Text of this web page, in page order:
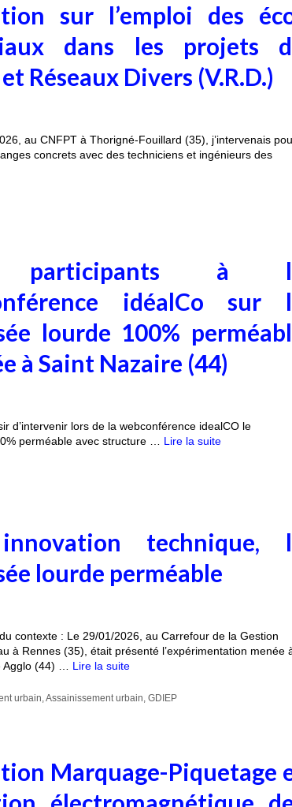
sur l’emploi des
dans les projets
Réseaux Divers (V.R.D.)
au CNFPT à Thorigné-Fouillard (35), j’intervenais
concrets avec des techniciens et ingénieurs des
participants à
idéalCo sur
lourde 100%
à Saint Nazaire (44)
d’intervenir lors de la webconférence idealCO le
perméable avec structure … Lire la suite
technique,
lourde perméable
contexte : Le 29/01/2026, au Carrefour de la Gestion
à Rennes (35), était présenté l’expérimentation menée
Agglo (44) … Lire la suite
urbain,Assainissement urbain,GDIEP
Marquage-Piquetage